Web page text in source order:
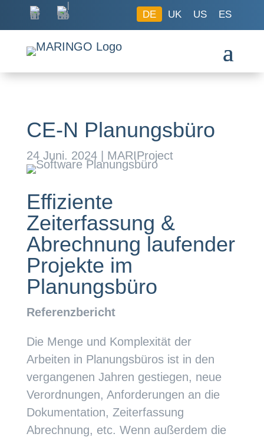
DE UK US ES
CE-N Planungsbüro
24 Juni. 2024| MARIProject
Effiziente
Zeiterfassung &
Abrechnung laufender
Projekte im
Planungsbüro
Referenzbericht
Die Menge und Komplexität der
Arbeiten in Planungsbüros ist in den
vergangenen Jahren gestiegen, neue
Verordnungen, Anforderungen an die
Dokumentation, Zeiterfassung
Abrechnung, etc. Wenn außerdem die